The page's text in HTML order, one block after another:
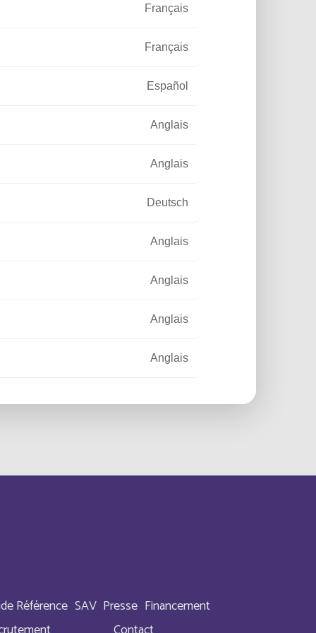
Référence SAV Presse Financement
Français
Français
Español
Anglais
Anglais
Deutsch
Anglais
Anglais
Anglais
Anglais
Français
Anglais